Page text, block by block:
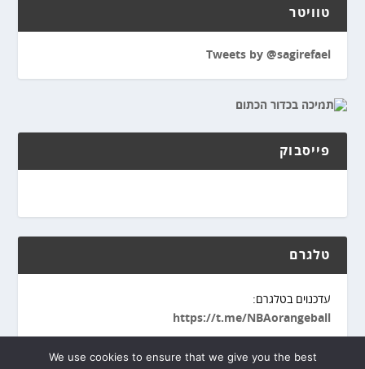
טוויטר
Tweets by @sagirefael
פייסבוק
טלגרם
עדכנוים בטלגרם:
https://t.me/NBAorangeball
We use cookies to ensure that we give you the best